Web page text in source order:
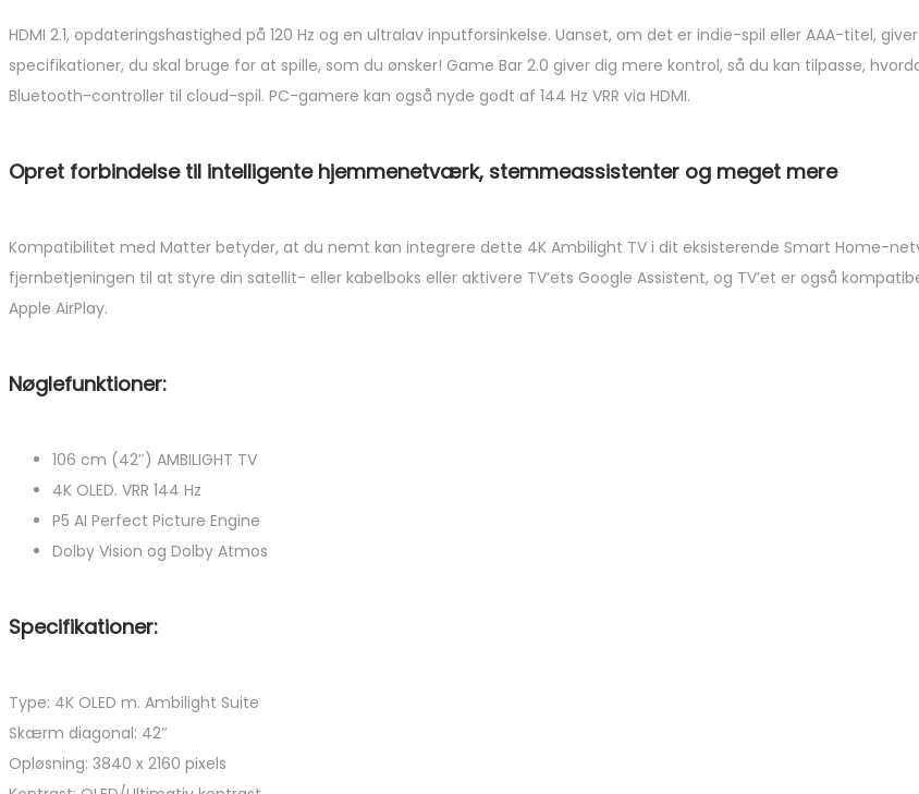
HDMI 2.1, opdateringshastighed på 120 Hz og en ultralav inputforsinkelse. Uanset, om det er indie-spil eller AAA-titel,
specifikationer, du skal bruge for at spille, som du ønsker! Game Bar 2.0 giver dig mere kontrol, så du kan tilpasse,
Bluetooth-controller til cloud-spil. PC-gamere kan også nyde godt af 144 Hz VRR via HDMI.
Opret forbindelse til intelligente hjemmenetværk, stemmeassistenter og meget mere
Kompatibilitet med Matter betyder, at du nemt kan integrere dette 4K Ambilight TV i dit eksisterende Smart Home-
fjernbetjeningen til at styre din satellit- eller kabelboks eller aktivere TV’ets Google Assistent, og TV’et er også
Apple AirPlay.
Nøglefunktioner:
106 cm (42″) AMBILIGHT TV
4K OLED. VRR 144 Hz
P5 AI Perfect Picture Engine
Dolby Vision og Dolby Atmos
Specifikationer:
Type: 4K OLED m. Ambilight Suite
Skærm diagonal: 42″
Opløsning: 3840 x 2160 pixels